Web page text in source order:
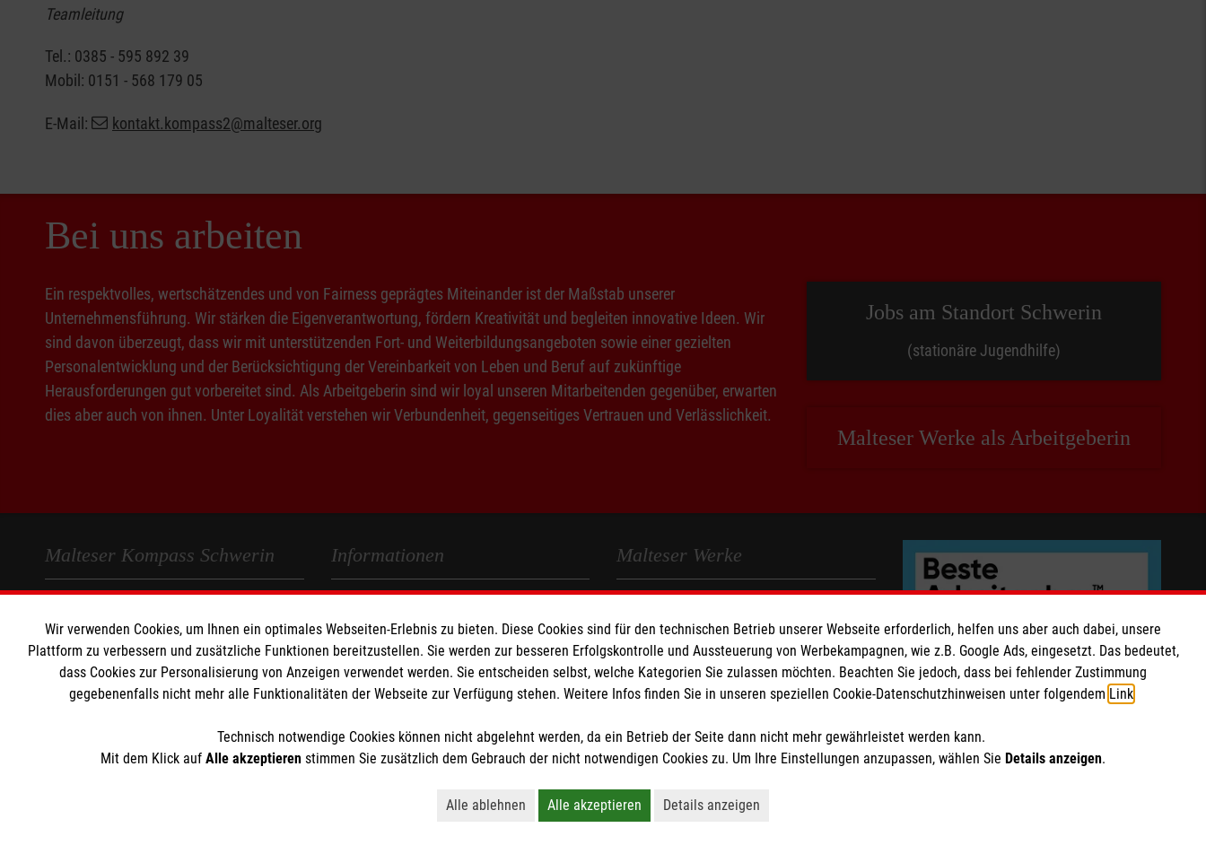
Teamleitung
Tel.: 0385 - 595 892 39
Mobil: 0151 - 568 179 05
E-Mail: kontakt.kompass2@malteser.org
Bei uns arbeiten
Ein respektvolles, wertschätzendes und von Fairness geprägtes Miteinander ist der Maßstab unserer
Unternehmensführung. Wir stärken die Eigenverantwortung, fördern Kreativität und begleiten innovative Ideen. Wir
sind davon überzeugt, dass wir mit unterstützenden Fort- und Weiterbildungsangeboten sowie einer gezielten
Personalentwicklung und der Berücksichtigung der Vereinbarkeit von Leben und Beruf auf zukünftige
Herausforderungen gut vorbereitet sind. Als Arbeitgeberin sind wir loyal unseren Mitarbeitenden gegenüber, erwarten
dies aber auch von ihnen. Unter Loyalität verstehen wir Verbundenheit, gegenseitiges Vertrauen und Verlässlichkeit.
Jobs am Standort Schwerin
(stationäre Jugendhilfe)
Malteser Werke als Arbeitgeberin
Malteser Kompass Schwerin
Wohnen im Kompass Schwerin
Team & Kontakt
KONTAKT
Informationen
Datenschutz
Compliance
Malteser Werke
Malteser Werke Jugend & Soziales
Jobs in der Jugendhilfe
Wir verwenden Cookies, um Ihnen ein optimales Webseiten-Erlebnis zu bieten. Diese Cookies sind für den technischen Betrieb unserer Webseite erforderlich, helfen uns aber auch dabei, unsere
Plattform zu verbessern und zusätzliche Funktionen bereitzustellen. Sie werden zur besseren Erfolgskontrolle und Aussteuerung von Werbekampagnen, wie z.B. Google Ads, eingesetzt. Das bedeutet,
dass Cookies zur Personalisierung von Anzeigen verwendet werden. Sie entscheiden selbst, welche Kategorien Sie zulassen möchten. Beachten Sie jedoch, dass bei fehlender Zustimmung
gegebenenfalls nicht mehr alle Funktionalitäten der Webseite zur Verfügung stehen. Weitere Infos finden Sie in unseren speziellen Cookie-Datenschutzhinweisen unter folgendem Link
Technisch notwendige Cookies können nicht abgelehnt werden, da ein Betrieb der Seite dann nicht mehr gewährleistet werden kann.
Mit dem Klick auf Alle akzeptieren stimmen Sie zusätzlich dem Gebrauch der nicht notwendigen Cookies zu. Um Ihre Einstellungen anzupassen, wählen Sie Details anzeigen.
Alle ablehnen Alle akzeptieren Details anzeigen